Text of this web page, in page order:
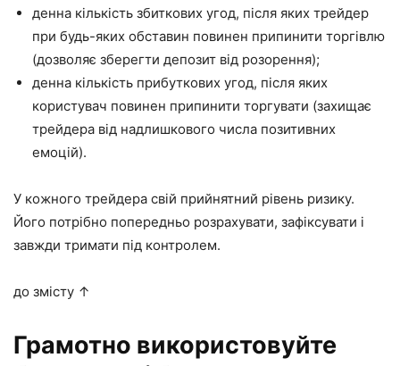
денна кількість збиткових угод, після яких трейдер
при будь-яких обставин повинен припинити торгівлю
(дозволяє зберегти депозит від розорення);
денна кількість прибуткових угод, після яких
користувач повинен припинити торгувати (захищає
трейдера від надлишкового числа позитивних
емоцій).
У кожного трейдера свій прийнятний рівень ризику.
Його потрібно попередньо розрахувати, зафіксувати і
завжди тримати під контролем.
до змісту ↑
Грамотно використовуйте